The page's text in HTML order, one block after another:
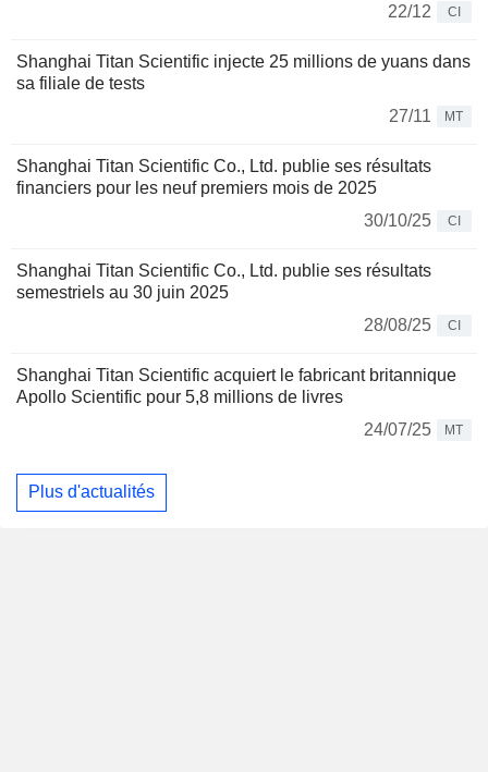
22/12
CI
Shanghai Titan Scientific injecte 25 millions de yuans dans
sa filiale de tests
27/11
MT
Shanghai Titan Scientific Co., Ltd. publie ses résultats
financiers pour les neuf premiers mois de 2025
30/10/25
CI
Shanghai Titan Scientific Co., Ltd. publie ses résultats
semestriels au 30 juin 2025
28/08/25
CI
Shanghai Titan Scientific acquiert le fabricant britannique
Apollo Scientific pour 5,8 millions de livres
24/07/25
MT
Plus d'actualités